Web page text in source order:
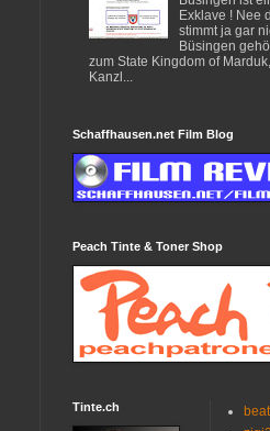
Exklave ! Nee
stimmt ja gar
Büsingen
zum State Kingdom of
Kanzl...
Schaffhausen.net Film Blog
Peach Tinte & Toner Shop
Tinte.ch